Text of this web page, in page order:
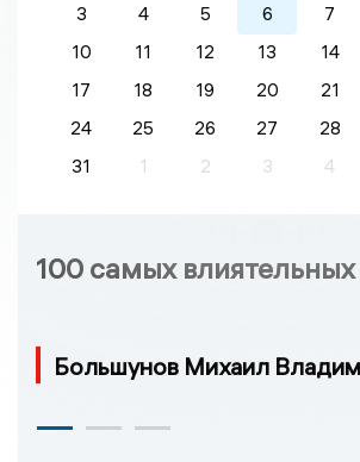
3
4 5 6 7
10
11 12 13 14
17
18 19 20 21
24
25 26 27 28
31
1 2 3 4
100 самых
Большунов Михаил